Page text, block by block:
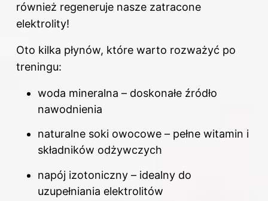
również regeneruje nasze zatracone
elektrolity!
Oto kilka płynów, które warto rozważyć po
treningu:
woda mineralna – doskonałe źródło
nawodnienia
naturalne soki owocowe – pełne witamin i
składników odżywczych
napój izotoniczny – idealny do
uzupełniania elektrolitów